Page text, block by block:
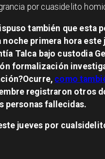
por cuasidelito
también que esta
primera hora este
Talca bajo custodia
formalización
como
registraron otros
personas fallecidas.
jueves por